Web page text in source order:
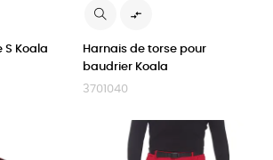
S Koala

Harnais de torse pour
baudrier Koala
3701040